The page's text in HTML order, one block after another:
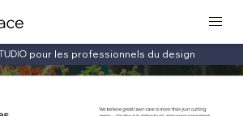
pour les professionnels du design